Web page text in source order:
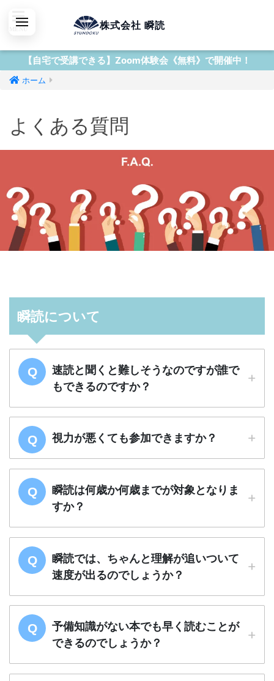
株式会社 瞬読
【自宅で受講できる】Zoom体験会《無料》で開催中！
ホーム
よくある質問
瞬読について
速読と聞くと難しそうなのですが誰で
もできるのですか？
視力が悪くても参加できますか？
瞬読は何歳か何歳までが対象となりま
すか？
瞬読では、ちゃんと理解が追いついて
速度が出るのでしょうか？
予備知識がない本でも早く読むことが
できるのでしょうか？